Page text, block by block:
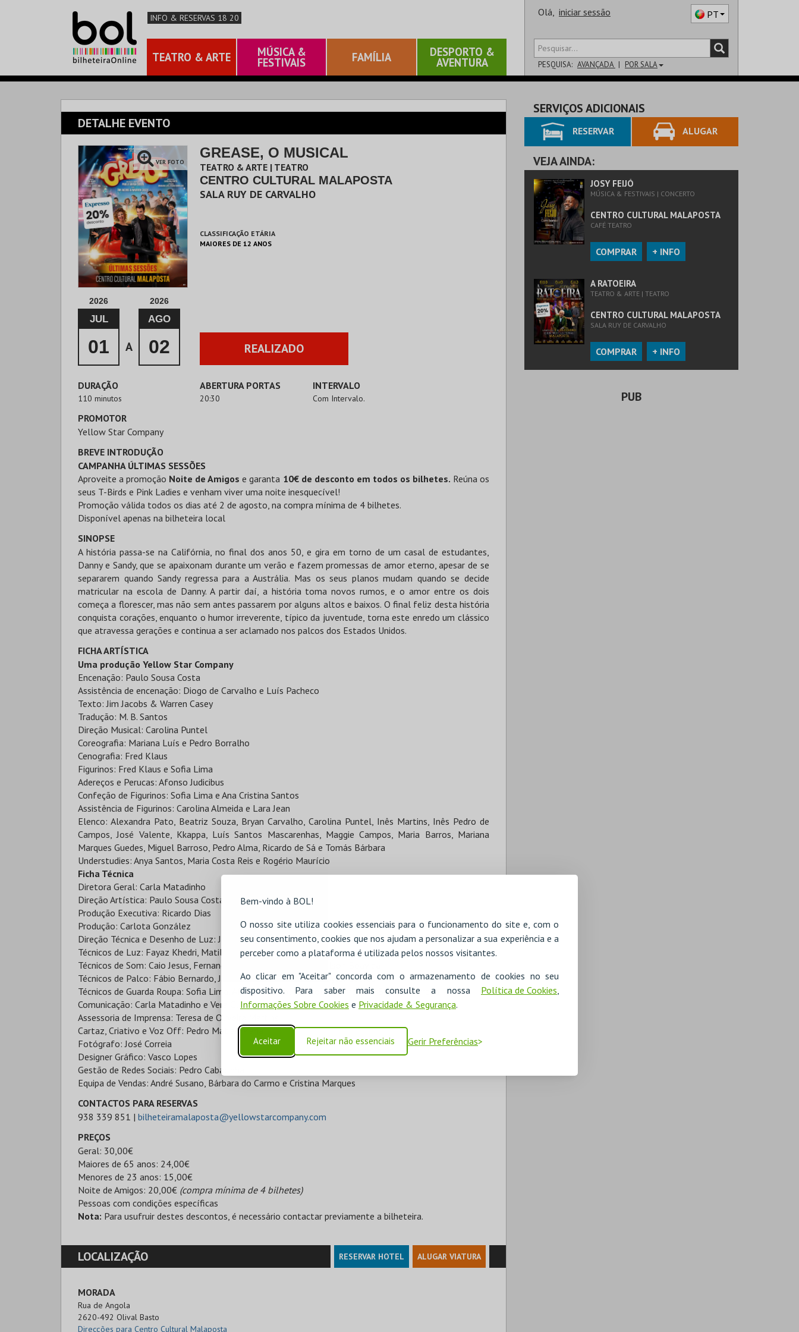
Bem-vindo à BOL!
O nosso site utiliza cookies essenciais para o funcionamento do site e, com o
seu consentimento, cookies que nos ajudam a personalizar a sua experiência e a
perceber como a plataforma é utilizada pelos nossos visitantes.
Ao clicar em "Aceitar" concorda com o armazenamento de cookies no seu
dispositivo. Para saber mais consulte a nossa Política de Cookies
Informações Sobre Cookies e Privacidade & Segurança.
Aceitar Rejeitar não essenciais Gerir Preferências
INFO & RESERVAS 18 20
TEATRO & ARTE MÚSICA &
FESTIVAIS FAMÍLIA DESPORTO &
AVENTURA
Olá, iniciar sessão PT
PESQUISA: AVANÇADA POR SALA
SALA
DETALHE EVENTO
VER FOTO
GREASE, O MUSICAL
TEATRO & ARTE | TEATRO
CENTRO CULTURAL MALAPOSTA
SALA RUY DE CARVALHO
CLASSIFICAÇÃO ETÁRIA
MAIORES DE 12 ANOS
2026
JUL
01 A
2026
AGO
02 REALIZADO
DURAÇÃO
110 minutos
ABERTURA PORTAS
20:30
INTERVALO
Com Intervalo.
PROMOTOR
Yellow Star Company
BREVE INTRODUÇÃO
CAMPANHA ÚLTIMAS SESSÕES
Aproveite a promoção Noite de Amigos e garanta 10€ de desconto em todos os bilhetes. Reúna os
seus T-Birds e Pink Ladies e venham viver uma noite inesquecível!
Promoção válida todos os dias até 2 de agosto, na compra mínima de 4 bilhetes.
Disponível apenas na bilheteira local
SINOPSE
A história passa-se na Califórnia, no final dos anos 50, e gira em torno de um casal de estudantes,
Danny e Sandy, que se apaixonam durante um verão e fazem promessas de amor eterno, apesar de se
separarem quando Sandy regressa para a Austrália. Mas os seus planos mudam quando se decide
matricular na escola de Danny. A partir daí, a história toma novos rumos, e o amor entre os dois
começa a florescer, mas não sem antes passarem por alguns altos e baixos. O final feliz desta história
conquista corações, enquanto o humor irreverente, típico da juventude, torna este enredo um clássico
que atravessa gerações e continua a ser aclamado nos palcos dos Estados Unidos.
FICHA ARTÍSTICA
Uma produção Yellow Star Company
Encenação: Paulo Sousa Costa
Assistência de encenação: Diogo de Carvalho e Luís Pacheco
Texto: Jim Jacobs & Warren Casey
Tradução: M. B. Santos
Direção Musical: Carolina Puntel
Coreografia: Mariana Luís e Pedro Borralho
Cenografia: Fred Klaus
Figurinos: Fred Klaus e Sofia Lima
Adereços e Perucas: Afonso Judicibus
Confeção de Figurinos: Sofia Lima e Ana Cristina Santos
Assistência de Figurinos: Carolina Almeida e Lara Jean
Elenco: Alexandra Pato, Beatriz Souza, Bryan Carvalho, Carolina Puntel, Inês Martins, Inês Pedro de
Campos, José Valente, Kkappa, Luís Santos Mascarenhas, Maggie Campos, Maria Barros, Mariana
Marques Guedes, Miguel Barroso, Pedro Alma, Ricardo de Sá e Tomás Bárbara
Understudies: Anya Santos, Maria Costa Reis e Rogério Maurício
Ficha Técnica
Diretora Geral: Carla Matadinho
Direção Artística: Paulo Sousa Costa
Produção Executiva: Ricardo Dias
Produção: Carlota González
Direção Técnica e Desenho de Luz: João Almeida
Técnicos de Luz: Fayaz Khedri, Matilde Pereira e Rui Lavadinho
Técnicos de Som: Caio Jesus, Fernando Lopes, Fred Castro e Nélson Boavida
Técnicos de Palco: Fábio Bernardo, João Duarte, José Teles e Taylor Soares
Técnicos de Guarda Roupa: Sofia Lima, Afonso Judicibus, Carolina Almeida e Beatriz Ferreira
Comunicação: Carla Matadinho e Vera Claro
Assessoria de Imprensa: Teresa de Oliveira Martins
Cartaz, Criativo e Voz Off: Pedro Matias Maria
Fotógrafo: José Correia
Designer Gráfico: Vasco Lopes
Gestão de Redes Sociais: Pedro Cabacinha
Equipa de Vendas: André Susano, Bárbara do Carmo e Cristina Marques
CONTACTOS PARA RESERVAS
938 339 851 | bilheteiramalaposta@yellowstarcompany.com
PREÇOS
Geral: 30,00€
Maiores de 65 anos: 24,00€
Menores de 23 anos: 15,00€
Noite de Amigos: 20,00€ (compra mínima de 4 bilhetes)
Pessoas com condições específicas
Nota: Para usufruir destes descontos, é necessário contactar previamente a bilheteira.
LOCALIZAÇÃO RESERVAR HOTEL ALUGAR VIATURA
MORADA
Rua de Angola
2620-492 Olival Basto
Direcções para Centro Cultural Malaposta
SERVIÇOS ADICIONAIS
RESERVAR ALUGAR
VEJA AINDA:
JOSY FEIJÓ
MÚSICA & FESTIVAIS | CONCERTO
CENTRO CULTURAL MALAPOSTA
CAFÉ TEATRO
COMPRAR + INFO
A RATOEIRA
TEATRO & ARTE | TEATRO
CENTRO CULTURAL MALAPOSTA
SALA RUY DE CARVALHO
COMPRAR + INFO
PUB